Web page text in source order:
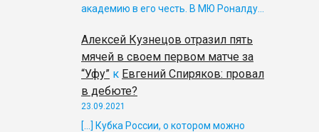
академию в его честь. В МЮ Роналду…
Алексей Кузнецов отразил пять
мячей в своем первом матче за
“Уфу” к Евгений Спиряков: провал
в дебюте?
23.09.2021
[…] Кубка России, о котором можно